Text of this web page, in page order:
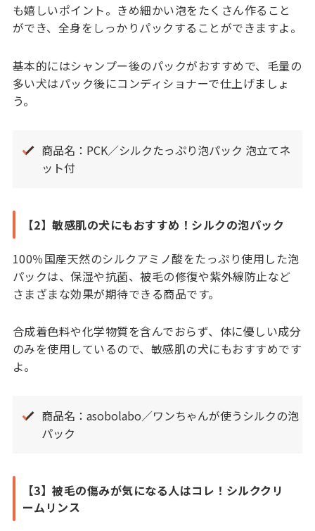
も嬉しいポイント。きめ細かい泡をたくさん作ること
ができ、全身をしっかりパックすることができますよ。
基本的にはシャンプー後のパックがおすすめで、毛量の
多い犬はパック後にコンディショナーで仕上げましょ
う。
商品名：PCK／シルクたっぷり泡パック 泡立てネ
ット付
【2】敏感肌の犬にもおすすめ！シルクの泡パック
100％国産天然のシルクアミノ酸をたっぷり使用した泡
パックは、保湿や抗菌、被毛の修復や紫外線防止など
さまざまな効果が期待できる商品です。
合成着色料や化学物質を含んでおらず、体に優しい成分
のみを使用しているので、敏感肌の犬にもおすすめです
よ。
商品名：asobolabo／ワンちゃんが使うシルクの泡
パック
【3】被毛の傷みが気になる人はコレ！シルククリ
ームリンス